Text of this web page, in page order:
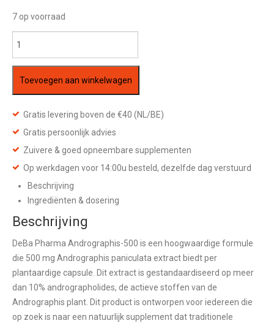
7 op voorraad
—
Andrographis-
500
60
aantal
Toevoegen aan winkelwagen
Gratis levering boven de €40 (NL/BE)
Gratis persoonlijk advies
Zuivere & goed opneembare supplementen
Op werkdagen voor 14:00u besteld, dezelfde dag verstuurd
Beschrijving
Ingrediënten & dosering
Beschrijving
DeBa Pharma Andrographis-500 is een hoogwaardige formule
die 500 mg Andrographis paniculata extract biedt per
plantaardige capsule. Dit extract is gestandaardiseerd op meer
dan 10% andrographolides, de actieve stoffen van de
Andrographis plant. Dit product is ontworpen voor iedereen die
op zoek is naar een natuurlijk supplement dat traditionele